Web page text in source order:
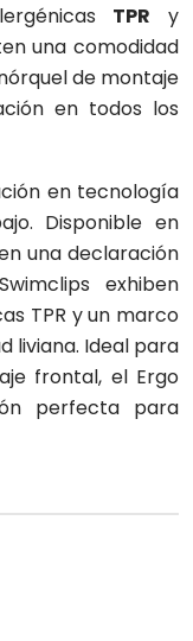
TPR y
una comodidad
de montaje
en todos los
en tecnología
Disponible en
una declaración
exhiben
TPR y un marco
liviana. Ideal para
frontal, el Ergo
perfecta para